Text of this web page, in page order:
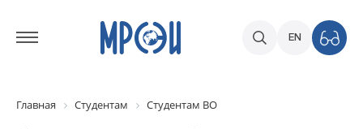
EN
Главная Студентам Студентам ВО